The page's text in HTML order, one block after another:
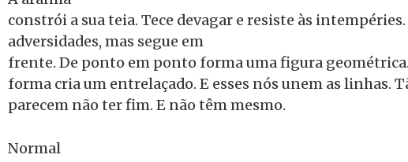
constrói a sua teia. Tece devagar e resiste às
adversidades, mas segue em
frente. De ponto em ponto forma uma figura
forma cria um entrelaçado. E esses nós unem as linhas.
parecem não ter fim. E não têm mesmo.
Normal